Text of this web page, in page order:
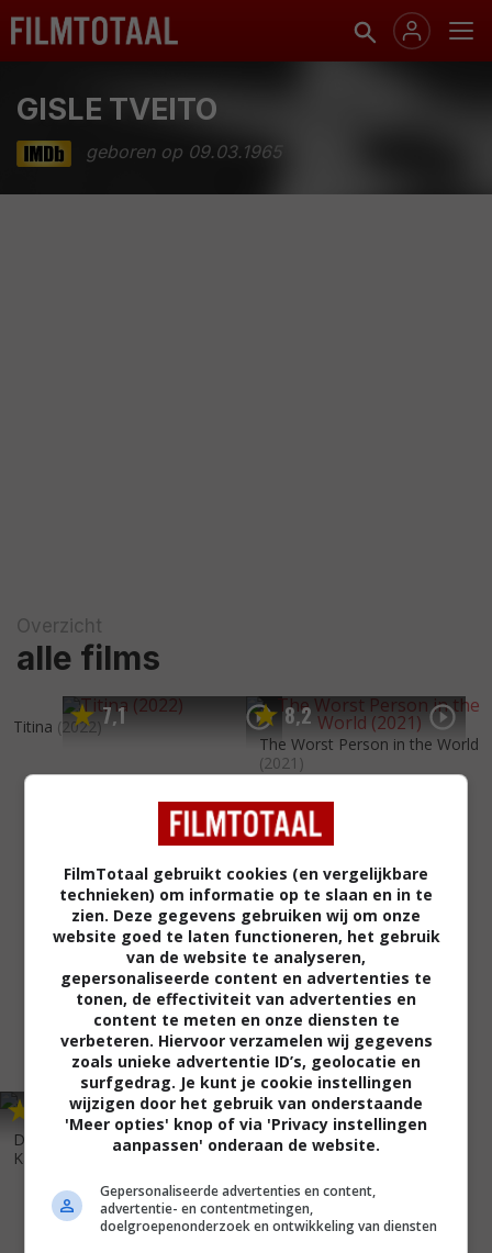
GISLE TVEITO
geboren op 09.03.1965
Overzicht
alle films
7,1
Titina (2022) 8,2
The Worst Person in the World
(2021)
De Grote Speurtocht naar
Kapitein Opa
(2020)
FilmTotaal gebruikt cookies (en vergelijkbare
technieken) om informatie op te slaan en in te
zien. Deze gegevens gebruiken wij om onze
website goed te laten functioneren, het gebruik
van de website te analyseren,
gepersonaliseerde content en advertenties te
tonen, de effectiviteit van advertenties en
content te meten en onze diensten te
verbeteren. Hiervoor verzamelen wij gegevens
zoals unieke advertentie ID’s, geolocatie en
surfgedrag. Je kunt je cookie instellingen
wijzigen door het gebruik van onderstaande
'Meer opties' knop of via 'Privacy instellingen
aanpassen' onderaan de website.
Gepersonaliseerde advertenties en content,
advertentie- en contentmetingen,
doelgroepenonderzoek en ontwikkeling van diensten